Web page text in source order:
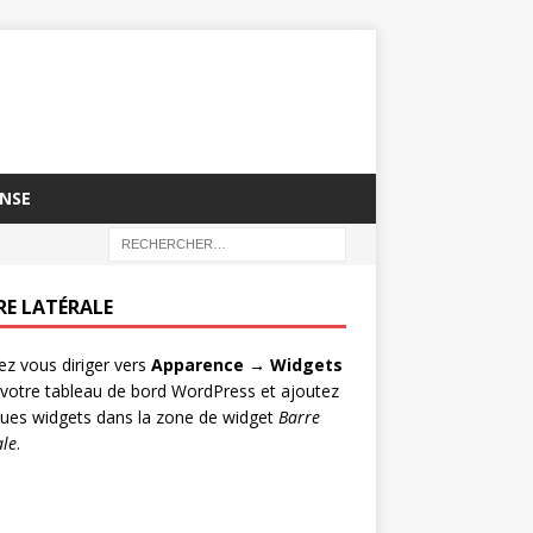
LATÉRALE
vous diriger vers Apparence → Widgets
tableau de bord WordPress et ajoutez
widgets dans la zone de widget Barre
.